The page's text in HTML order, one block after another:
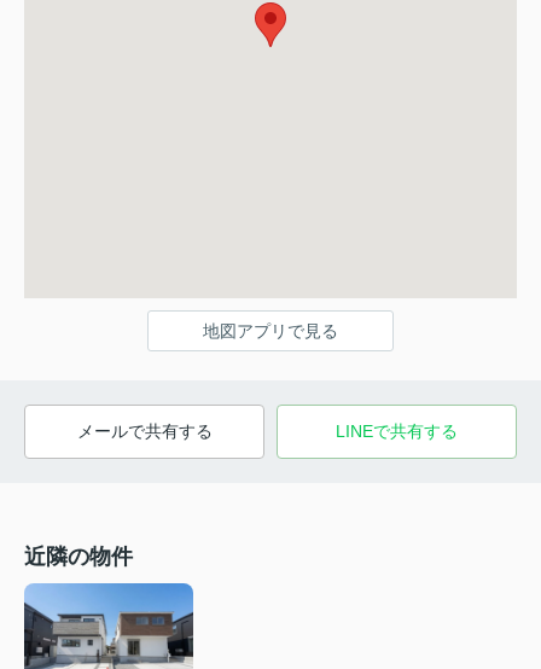
地図アプリで見る
メールで共有する LINEで共有する
近隣の物件